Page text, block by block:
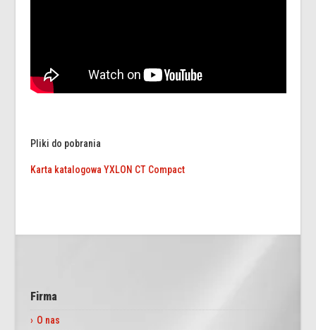
Pliki do pobrania
Karta katalogowa YXLON CT Compact
Firma
O nas